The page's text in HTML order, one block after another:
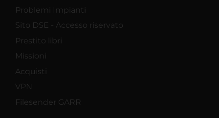
Problemi Impianti
Sito DSE - Accesso riservato
Prestito libri
Missioni
Acquisti
VPN
Filesender GARR